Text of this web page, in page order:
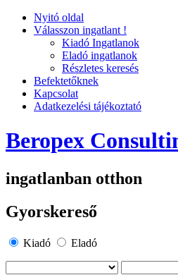
Nyitó oldal
Válasszon ingatlant !
Kiadó Ingatlanok
Eladó ingatlanok
Részletes keresés
Befektetőknek
Kapcsolat
Adatkezelési tájékoztató
Beropex
ingatlanban otthon
Gyorskereső
Kiadó Eladó